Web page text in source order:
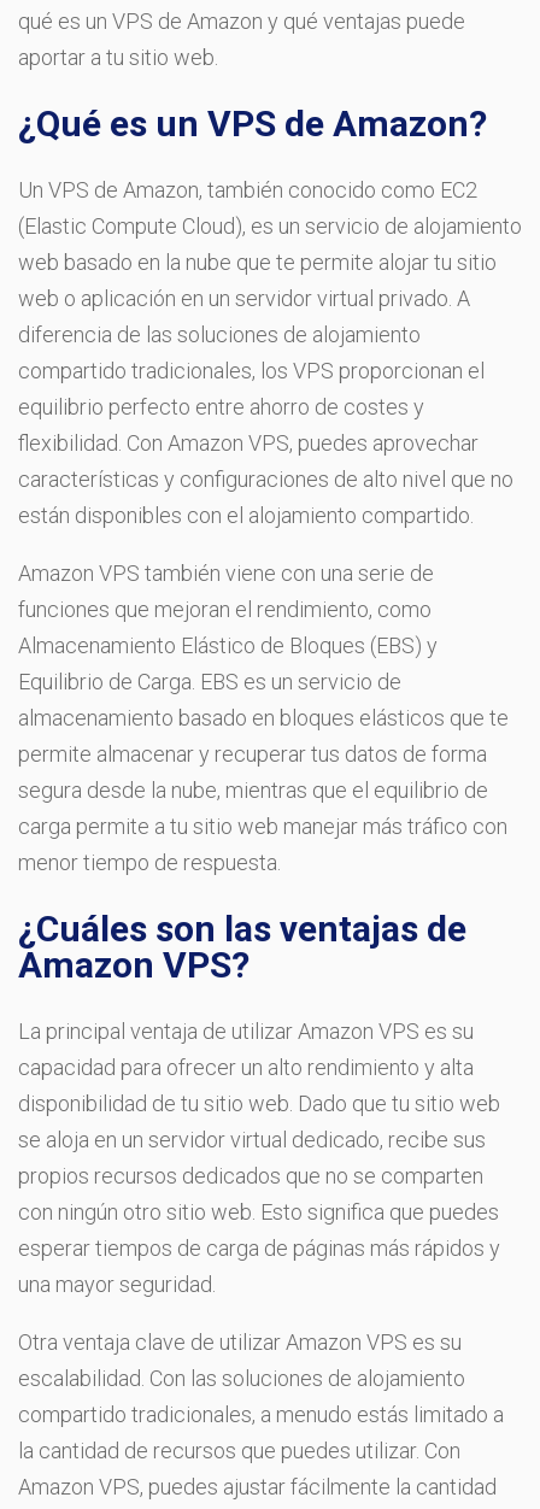
qué es un VPS de Amazon y qué ventajas puede
aportar a tu sitio web.
¿Qué es un VPS de Amazon?
Un VPS de Amazon, también conocido como EC2
(Elastic Compute Cloud), es un servicio de alojamiento
web basado en la nube que te permite alojar tu sitio
web o aplicación en un servidor virtual privado. A
diferencia de las soluciones de alojamiento
compartido tradicionales, los VPS proporcionan el
equilibrio perfecto entre ahorro de costes y
flexibilidad. Con Amazon VPS, puedes aprovechar
características y configuraciones de alto nivel que no
están disponibles con el alojamiento compartido.
Amazon VPS también viene con una serie de
funciones que mejoran el rendimiento, como
Almacenamiento Elástico de Bloques (EBS) y
Equilibrio de Carga. EBS es un servicio de
almacenamiento basado en bloques elásticos que te
permite almacenar y recuperar tus datos de forma
segura desde la nube, mientras que el equilibrio de
carga permite a tu sitio web manejar más tráfico con
menor tiempo de respuesta.
¿Cuáles son las ventajas de
Amazon VPS?
La principal ventaja de utilizar Amazon VPS es su
capacidad para ofrecer un alto rendimiento y alta
disponibilidad de tu sitio web. Dado que tu sitio web
se aloja en un servidor virtual dedicado, recibe sus
propios recursos dedicados que no se comparten
con ningún otro sitio web. Esto significa que puedes
esperar tiempos de carga de páginas más rápidos y
una mayor seguridad.
Otra ventaja clave de utilizar Amazon VPS es su
escalabilidad. Con las soluciones de alojamiento
compartido tradicionales, a menudo estás limitado a
la cantidad de recursos que puedes utilizar. Con
Amazon VPS, puedes ajustar fácilmente la cantidad